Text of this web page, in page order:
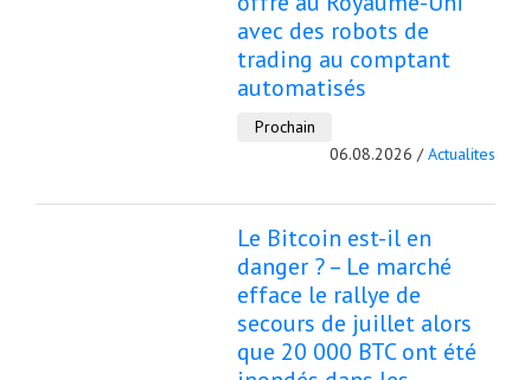
avec des robots de
trading au comptant
automatisés
Prochain
06.08.2026 /Actualites
Le Bitcoin est-il en
danger ? – Le marché
efface le rallye de
secours de juillet alors
que 20 000 BTC ont été